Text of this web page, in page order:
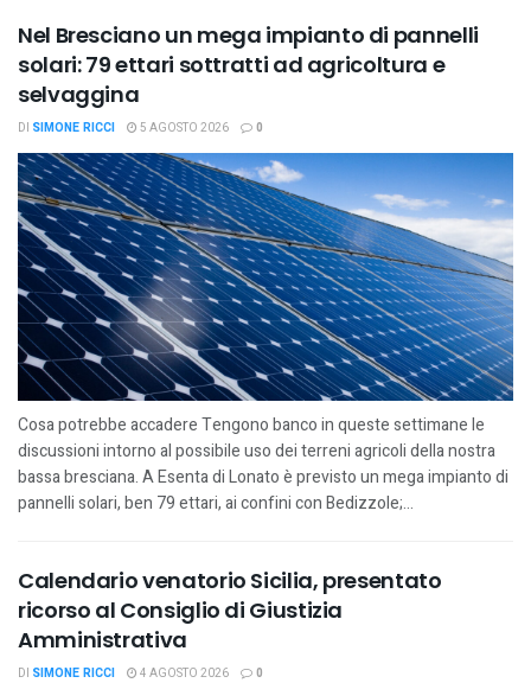
Nel Bresciano un mega impianto di pannelli
solari: 79 ettari sottratti ad agricoltura e
selvaggina
DI SIMONE RICCI 5 AGOSTO 2026 0
Cosa potrebbe accadere Tengono banco in queste settimane le
discussioni intorno al possibile uso dei terreni agricoli della nostra
bassa bresciana. A Esenta di Lonato è previsto un mega impianto di
pannelli solari, ben 79 ettari, ai confini con Bedizzole;...
Calendario venatorio Sicilia, presentato
ricorso al Consiglio di Giustizia
Amministrativa
DI SIMONE RICCI 4 AGOSTO 2026 0